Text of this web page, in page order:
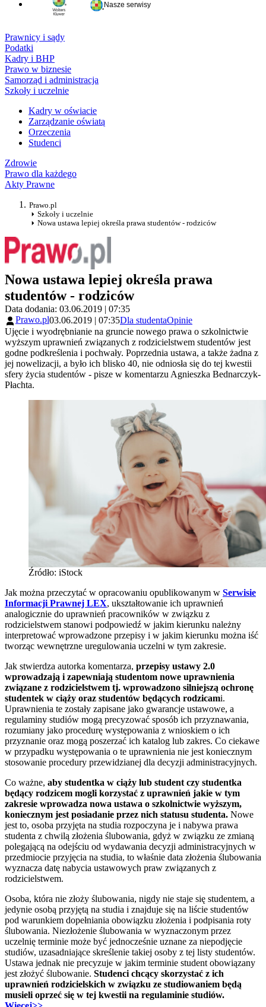
Nasze serwisy
Prawnicy i sądy
Podatki
Kadry i BHP
Prawo w biznesie
Samorząd i administracja
Szkoły i uczelnie
Kadry w oświacie
Zarządzanie oświatą
Orzeczenia
Studenci
Zdrowie
Prawo dla każdego
Akty Prawne
Prawo.pl
Szkoły i uczelnie
Nowa ustawa lepiej określa prawa studentów - rodziców
Nowa ustawa lepiej określa prawa
studentów - rodziców
Data dodania: 03.06.2019 | 07:35
Prawo.pl03.06.2019 | 07:35Dla studentaOpinie
Ujęcie i wyodrębnianie na gruncie nowego prawa o szkolnictwie
wyższym uprawnień związanych z rodzicielstwem studentów jest
godne podkreślenia i pochwały. Poprzednia ustawa, a także żadna z
jej nowelizacji, a było ich blisko 40, nie odniosła się do tej kwestii
sfery życia studentów - pisze w komentarzu Agnieszka Bednarczyk-
Płachta.
Źródło: iStock
Jak można przeczytać w opracowaniu opublikowanym w Serwisie
Informacji Prawnej LEX, ukształtowanie ich uprawnień
analogicznie do uprawnień pracowników w związku z
rodzicielstwem stanowi podpowiedź w jakim kierunku należny
interpretować wprowadzone przepisy i w jakim kierunku można iść
tworząc wewnętrzne uregulowania uczelni w tym zakresie.
Jak stwierdza autorka komentarza, przepisy ustawy 2.0
wprowadzają i zapewniają studentom nowe uprawnienia
związane z rodzicielstwem tj. wprowadzono silniejszą ochronę
studentek w ciąży oraz studentów będących rodzicami.
Uprawnienia te zostały zapisane jako gwarancje ustawowe, a
regulaminy studiów mogą precyzować sposób ich przyznawania,
rozumiany jako procedurę występowania z wnioskiem o ich
przyznanie oraz mogą poszerzać ich katalog lub zakres. Co ciekawe
w przypadku występowania o te uprawnienia nie jest koniecznym
stosowanie procedury przewidzianej dla decyzji administracyjnych.
Co ważne, aby studentka w ciąży lub student czy studentka
będący rodzicem mogli korzystać z uprawnień jakie w tym
zakresie wprowadza nowa ustawa o szkolnictwie wyższym,
koniecznym jest posiadanie przez nich statusu studenta. Nowe
jest to, osoba przyjęta na studia rozpoczyna je i nabywa prawa
studenta z chwilą złożenia ślubowania, gdyż w związku ze zmianą
polegającą na odejściu od wydawania decyzji administracyjnych w
przedmiocie przyjęcia na studia, to właśnie data złożenia ślubowania
wyznacza datę nabycia ustawowych praw związanych z
rodzicielstwem.
Osoba, która nie złoży ślubowania, nigdy nie staje się studentem, a
jedynie osobą przyjętą na studia i znajduje się na liście studentów
pod warunkiem dopełniania obowiązku złożenia i podpisania roty
ślubowania. Niezłożenie ślubowania w wyznaczonym przez
uczelnię terminie może być jednocześnie uznane za niepodjęcie
studiów, uzasadniające skreślenie takiej osoby z tej listy studentów.
Ustawa jednak nie precyzuje w jakim terminie student obowiązany
jest złożyć ślubowanie. Studenci chcący skorzystać z ich
uprawnień rodzicielskich w związku ze studiowaniem będą
musieli oprzeć się w tej kwestii na regulaminie studiów.